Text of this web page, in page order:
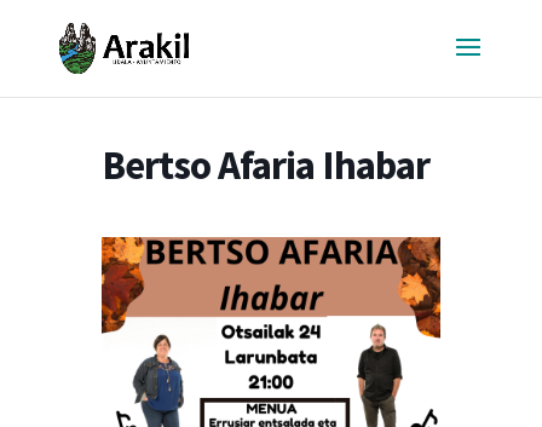
Bertso Afaria Ihabar